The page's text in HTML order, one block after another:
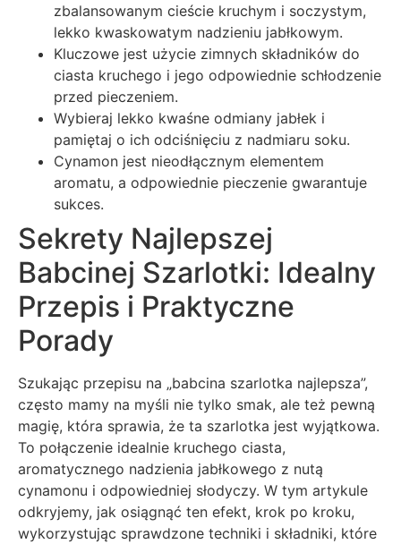
zbalansowanym cieście kruchym i soczystym,
lekko kwaskowatym nadzieniu jabłkowym.
Kluczowe jest użycie zimnych składników do
ciasta kruchego i jego odpowiednie schłodzenie
przed pieczeniem.
Wybieraj lekko kwaśne odmiany jabłek i
pamiętaj o ich odciśnięciu z nadmiaru soku.
Cynamon jest nieodłącznym elementem
aromatu, a odpowiednie pieczenie gwarantuje
sukces.
Sekrety Najlepszej
Babcinej Szarlotki: Idealny
Przepis i Praktyczne
Porady
Szukając przepisu na „babcina szarlotka najlepsza”,
często mamy na myśli nie tylko smak, ale też pewną
magię, która sprawia, że ta szarlotka jest wyjątkowa.
To połączenie idealnie kruchego ciasta,
aromatycznego nadzienia jabłkowego z nutą
cynamonu i odpowiedniej słodyczy. W tym artykule
odkryjemy, jak osiągnąć ten efekt, krok po kroku,
wykorzystując sprawdzone techniki i składniki, które